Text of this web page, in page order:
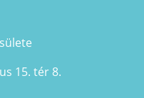
15. tér 8.